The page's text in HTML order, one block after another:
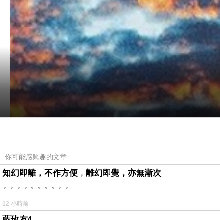
你可能感興趣的文章
知幻即離，不作方便，離幻即覺，亦無漸次
。。。。。。。。。。
12 小時前